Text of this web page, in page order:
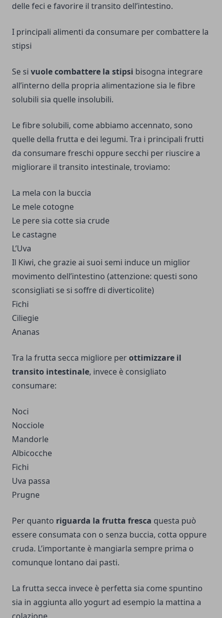
delle feci e favorire il transito dell’intestino.
I principali alimenti da consumare per combattere la
stipsi
Se si vuole combattere la stipsi bisogna integrare
all’interno della propria alimentazione sia le fibre
solubili sia quelle insolubili.
Le fibre solubili, come abbiamo accennato, sono
quelle della frutta e dei legumi. Tra i principali frutti
da consumare freschi oppure secchi per riuscire a
migliorare il transito intestinale, troviamo:
La mela con la buccia
Le mele cotogne
Le pere sia cotte sia crude
Le castagne
L’Uva
Il Kiwi, che grazie ai suoi semi induce un miglior
movimento dell’intestino (attenzione: questi sono
sconsigliati se si soffre di diverticolite)
Fichi
Ciliegie
Ananas
Tra la frutta secca migliore perottimizzare il
transito intestinale, invece è consigliato
consumare:
Noci
Nocciole
Mandorle
Albicocche
Fichi
Uva passa
Prugne
Per quanto riguarda la frutta fresca questa può
essere consumata con o senza buccia, cotta oppure
cruda. L’importante è mangiarla sempre prima o
comunque lontano dai pasti.
La frutta secca invece è perfetta sia come spuntino
sia in aggiunta allo yogurt ad esempio la mattina a